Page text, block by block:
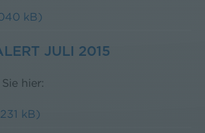
kB)
JULI 2015
hier:
kB)